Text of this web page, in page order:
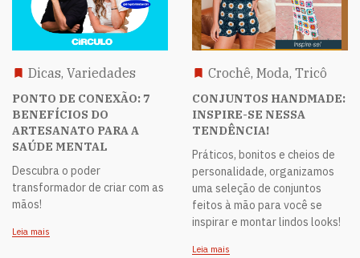
Dicas, Variedades
PONTO DE CONEXÃO: 7
BENEFÍCIOS DO
ARTESANATO PARA A
SAÚDE MENTAL
Descubra o poder
transformador de criar com as
mãos!
Leia mais
Crochê, Moda, Tricô
CONJUNTOS HANDMADE:
INSPIRE-SE NESSA
TENDÊNCIA!
Práticos, bonitos e cheios de
personalidade, organizamos
uma seleção de conjuntos
feitos à mão para você se
inspirar e montar lindos looks!
Leia mais